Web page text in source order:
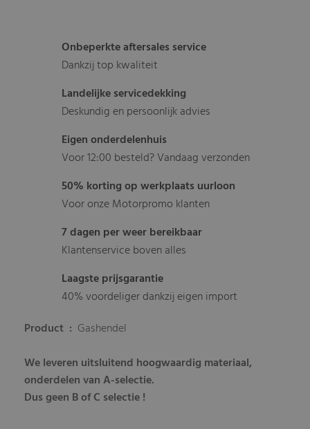
Onbeperkte aftersales service
Dankzij top kwaliteit
Landelijke servicedekking
Deskundig en persoonlijk advies
Eigen onderdelenhuis
Voor 12:00 besteld? Vandaag verzonden
50% korting op werkplaats uurloon
Voor onze Motorpromo klanten
7 dagen per weer bereikbaar
Klantenservice boven alles
Laagste prijsgarantie
40% voordeliger dankzij eigen import
Product : Gashendel
We leveren uitsluitend hoogwaardig materiaal,
onderdelen van A-selectie.
Dus geen B of C selectie !